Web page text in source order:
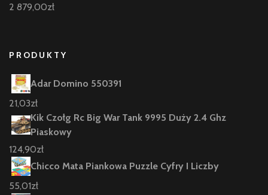
2 879,00zł
PRODUKTY
Adar Domino 550391
21,03zł
Kik Czołg Rc Big War Tank 9995 Duży 2.4 Ghz
Piaskowy
124,90zł
Chicco Mata Piankowa Puzzle Cyfry I Liczby
55,01zł